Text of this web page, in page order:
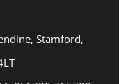
Stamford,